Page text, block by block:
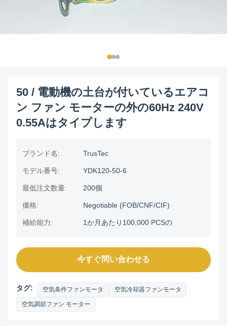
50 / 電動機の土台が付いているエアコ
ン ファン モーターの外の60Hz 240V
0.55Aはタイプします
ブランド名: TrusTec
モデル番号: YDK120-50-6
最低注文数量: 200個
価格: Negotiable (FOB/CNF/CIF)
補給能力: 1か月あたり100,000 PCSの
今すぐ問い合わせる
タグ: 空気条件ファンモータ 空気冷却器ファンモータ
空気調節ファン モーター